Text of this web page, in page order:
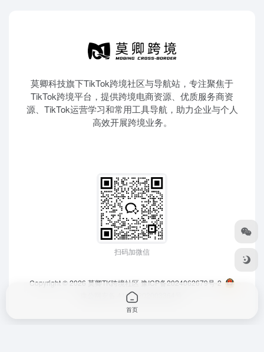
莫卿科技旗下TikTok跨境社区与导航站，专注聚焦于
TikTok跨境平台，提供跨境电商资源、优质服务商资
源、TikTok运营学习和常用工具导航，助力企业与个人
高效开展跨境业务。
扫码加微信
Copyright © 2026 莫卿TK跨境社区 豫ICP备2024062679号-2
豫公网安备 41010202003364号
首页